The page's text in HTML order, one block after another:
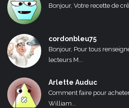
Bonjour, Votre recette de
cordonbleu75
Bonjour, Pour tous
lecteurs M...
Arlette Auduc
Comment faire pour
William...